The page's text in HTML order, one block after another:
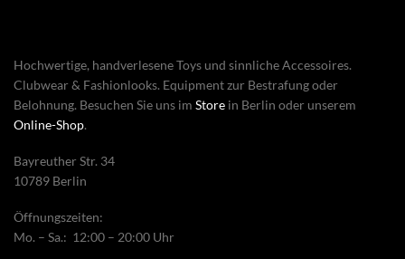
Hochwertige, handverlesene Toys und sinnliche Accessoires.
Clubwear & Fashionlooks. Equipment zur Bestrafung oder
Belohnung. Besuchen Sie uns im Store in Berlin oder unserem
Online-Shop.
Bayreuther Str. 34
10789 Berlin
Öffnungszeiten:
Mo. – Sa.: 12:00 – 20:00 Uhr